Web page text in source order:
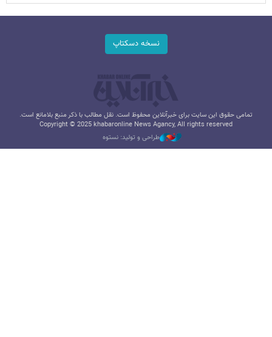
نسخه دسکتاپ
تمامی حقوق این سایت برای خبرآنلاین محفوظ است. نقل مطالب با ذکر منبع بلامانع است.
Copyright © 2025 khabaronline News Agancy, All rights reserved
طراحی و تولید: نستوه